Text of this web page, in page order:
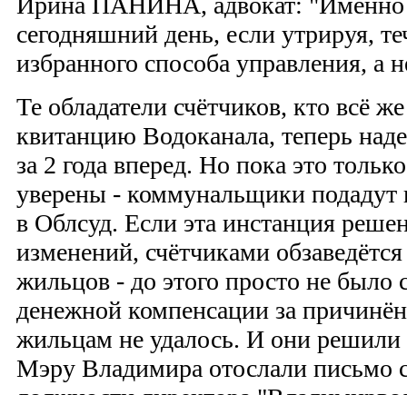
сегодняшний день, если утрируя,
избранного способа управления, а
Те обладатели счётчиков, кто всё
квитанцию Водоканала, теперь
за 2 года вперед. Но пока это
уверены - коммунальщики подадут
в Облсуд. Если эта инстанция
изменений, счётчиками
жильцов - до этого просто не было
денежной компенсации за
жильцам не удалось. И они решили
Мэру Владимира отослали письмо